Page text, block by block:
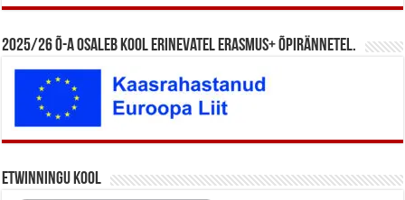
2025/26 õ-a osaleb kool erinevatel Erasmus+ õpirännetel.
eTwinningu kool